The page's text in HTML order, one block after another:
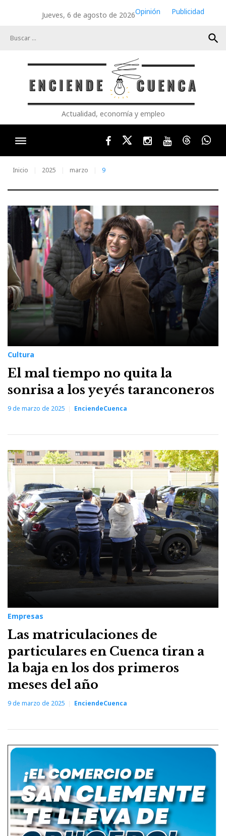
Jueves, 6 de agosto de 2026Opinión
Publicidad
search
Actualidad, economía y empleo
FacebookTwitterInstagram
YoutubeThreads
Inicio 2025 marzo 9
Día:
9
de
marzo
de
2025
Cultura
El mal tiempo no quita la
sonrisa a los yeyés taranconeros
9 de marzo de 2025 EnciendeCuenca
Empresas
Las matriculaciones de
particulares en Cuenca tiran a
la baja en los dos primeros
meses del año
9 de marzo de 2025 EnciendeCuenca